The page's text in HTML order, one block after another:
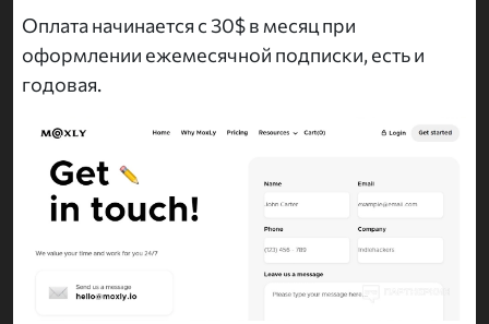
Оплата начинается с 30$ в месяц при
оформлении ежемесячной подписки, есть и
годовая.